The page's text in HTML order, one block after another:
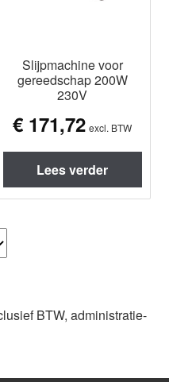
Slijpmachine voor
gereedschap 200W
230V
€ 171,72 excl. BTW
Lees verder
BTW, administratie-